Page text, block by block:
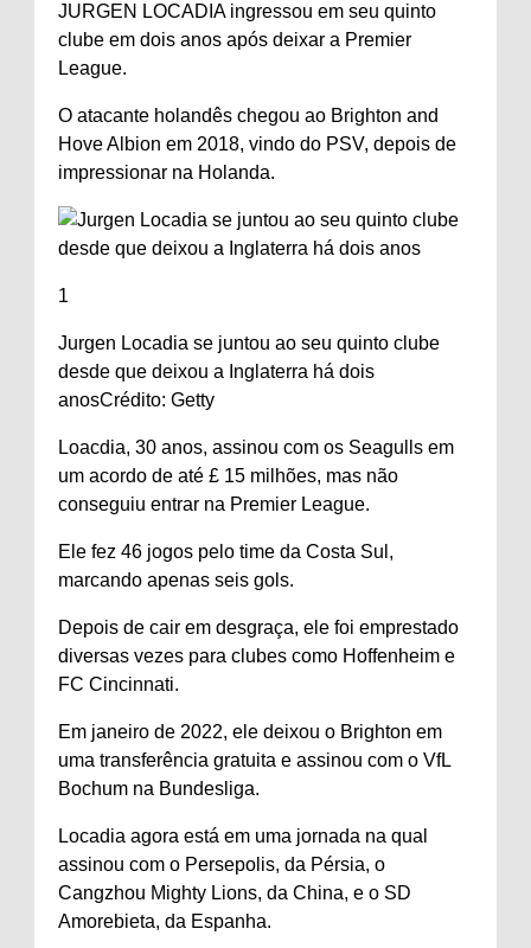
JURGEN LOCADIA ingressou em seu quinto
clube em dois anos após deixar a Premier
League.
O atacante holandês chegou ao Brighton and
Hove Albion em 2018, vindo do PSV, depois de
impressionar na Holanda.
1
Jurgen Locadia se juntou ao seu quinto clube
desde que deixou a Inglaterra há dois
anosCrédito: Getty
Loacdia, 30 anos, assinou com os Seagulls em
um acordo de até £ 15 milhões, mas não
conseguiu entrar na Premier League.
Ele fez 46 jogos pelo time da Costa Sul,
marcando apenas seis gols.
Depois de cair em desgraça, ele foi emprestado
diversas vezes para clubes como Hoffenheim e
FC Cincinnati.
Em janeiro de 2022, ele deixou o Brighton em
uma transferência gratuita e assinou com o VfL
Bochum na Bundesliga.
Locadia agora está em uma jornada na qual
assinou com o Persepolis, da Pérsia, o
Cangzhou Mighty Lions, da China, e o SD
Amorebieta, da Espanha.